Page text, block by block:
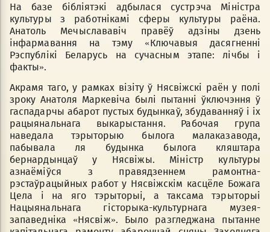
На базе бібліятэкі адбылася сустрэча Міністра
культуры з работнікамі сферы культуры раёна.
Анатоль Мечыслававіч правёў адзіны дзень
інфармавання на тэму «Ключавыя дасягненні
Рэспублікі Беларусь на сучасным этапе: лічбы і
факты».
Акрамя таго, у рамках візіту ў Нясвіжскі раён у полi
зроку Анатоля Маркевіча былі пытанні ўключэння ў
гаспадарчы абарот пустых будынкаў, збудаванняў і іх
рацыянальнага выкарыстання. Рабочая група
наведала тэрыторыю былога малаказавода,
пабывала ля будынка былога кляштара
бернардынцаў у Нясвіжы. Міністр культуры
азнаёміўся з правядзеннем рамонтна-
рэстаўрацыйных работ у Нясвіжскім касцёле Божага
Цела і на яго тэрыторыі, а таксама тэрыторыі
Нацыянальнага гісторыка-культурнага музея-
запаведніка «Нясвіж». Было разгледжана пытанне